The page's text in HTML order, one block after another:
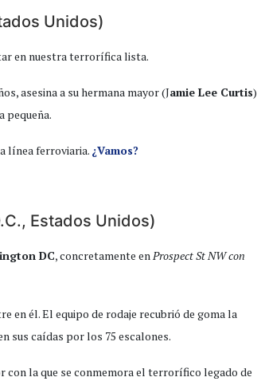
Unidos)
en nuestra terrorífica lista.
asesina a su hermana mayor (Jamie Lee Curtis)
pequeña.
línea ferroviaria. ¿Vamos?
Estados Unidos)
DC, concretamente en Prospect St NW con
en él. El equipo de rodaje recubrió de goma la
sus caídas por los 75 escalones.
con la que se conmemora el terrorífico legado de